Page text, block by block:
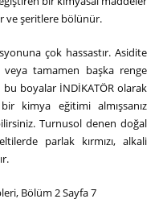
ve şeritlere bölünür.
çok hassastır. Asidite
tamamen başka renge
boyalar İNDİKATÖR olarak
kimya eğitimi almışsanız
Turnusol denen doğal
parlak kırmızı, alkali
Bölüm 2 Sayfa 7